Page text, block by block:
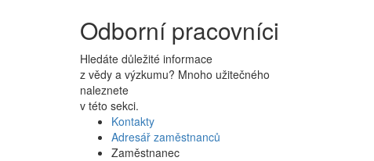
Odborní pracovníci
Hledáte důležité informace
z vědy a výzkumu? Mnoho užitečného
naleznete
v této sekci.
Kontakty
Adresář zaměstnanců
Zaměstnanec